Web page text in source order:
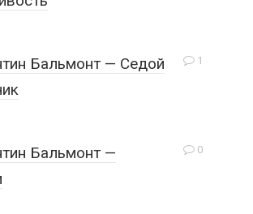
1
Бальмонт — Седой
0
Бальмонт —